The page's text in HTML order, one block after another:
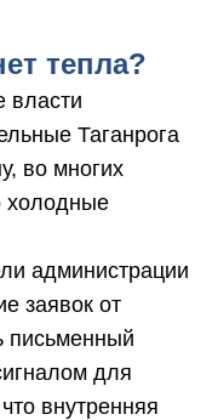
тепла?
власти
Таганрога
во многих
холодные
администрации
заявок от
письменный
для
внутренняя